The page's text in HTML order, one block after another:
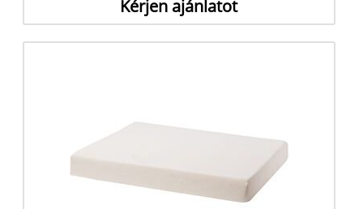
Kérjen ajánlatot